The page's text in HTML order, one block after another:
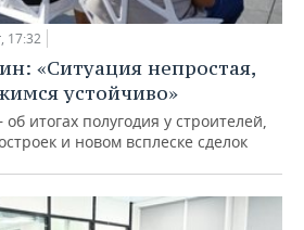
17:32
«Ситуация непростая,
устойчиво»
итогах полугодия у строителей,
и новом всплеске сделок